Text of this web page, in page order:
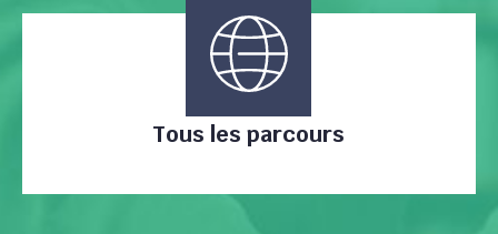
Tous les parcours